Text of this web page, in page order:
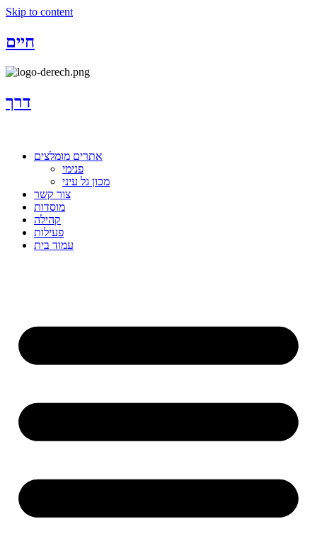
Skip to content
חיים
דרך
אתרים מומלצים
פנימי
מכון גל עיני
צור קשר
מוסדות
קהילה
פעילות
עמוד בית